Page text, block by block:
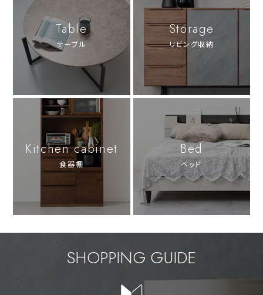
Table
テーブル
Storage
リビング収納
Kitchen cabinet
食器棚
Bed
ベッド
SHOPPING GUIDE